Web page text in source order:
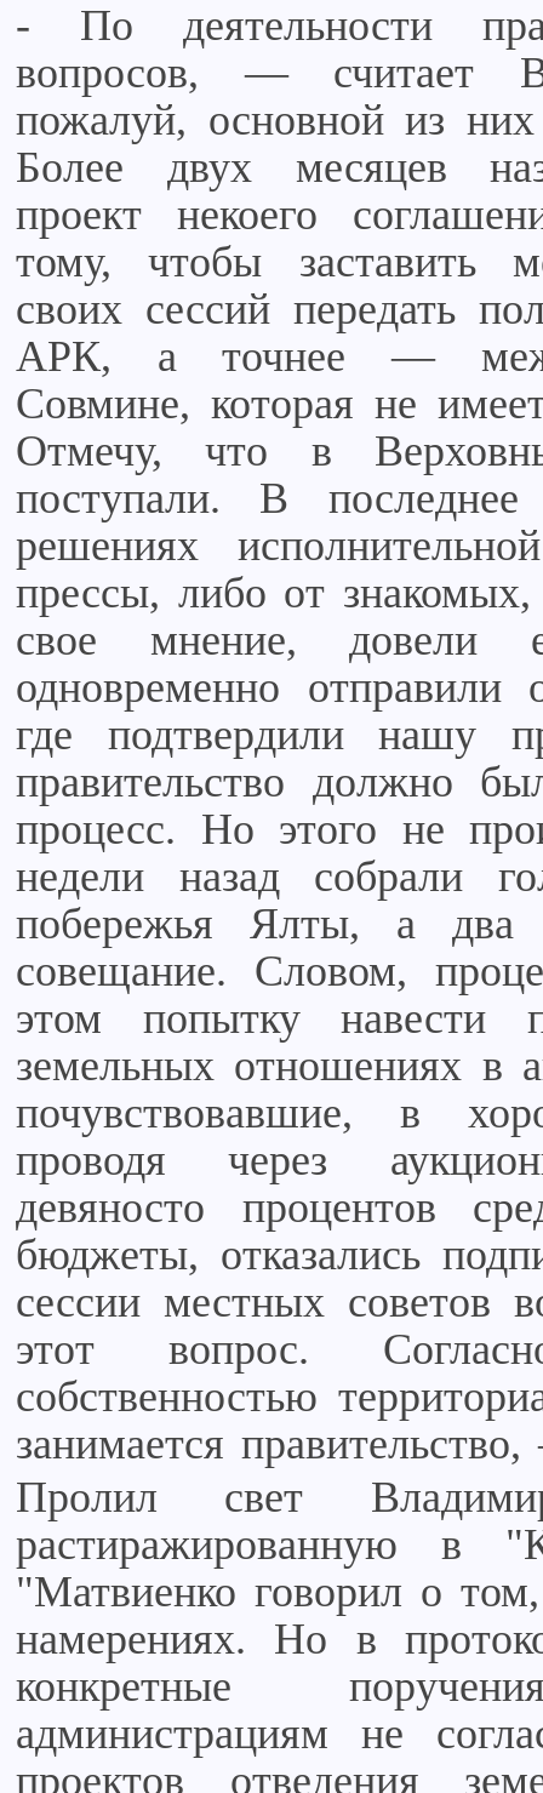
- По деятельности
вопросов, — считает
пожалуй, основной из
Более двух месяцев
проект некоего
тому, чтобы заставить
своих сессий передать
АРК, а точнее —
Совмине, которая не
Отмечу, что в
поступали. В
решениях
прессы, либо от
свое мнение,
одновременно
где подтвердили нашу
правительство должно
процесс. Но этого не
недели назад собрали
побережья Ялты, а два
совещание. Словом,
этом попытку навести
земельных отношениях в
почувствовавшие, в
проводя через
девяносто процентов
бюджеты, отказались
сессии местных советов
этот вопрос.
собственностью
занимается
Пролил свет
растиражированную в
"Матвиенко говорил о
намерениях. Но в
конкретные
администрациям не
проектов отведения